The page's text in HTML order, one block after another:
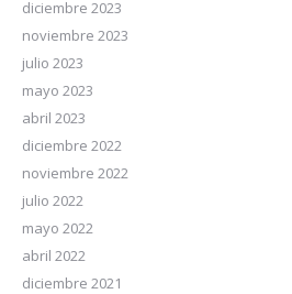
diciembre 2023
noviembre 2023
julio 2023
mayo 2023
abril 2023
diciembre 2022
noviembre 2022
julio 2022
mayo 2022
abril 2022
diciembre 2021